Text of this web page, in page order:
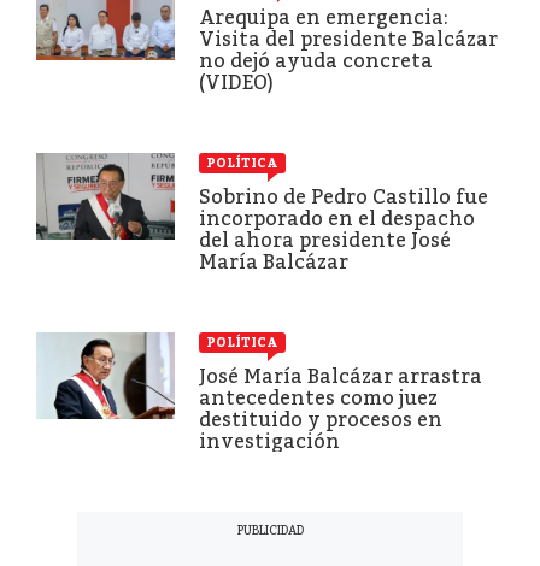
Arequipa en emergencia:
Visita del presidente Balcázar
no dejó ayuda concreta
(VIDEO)
POLÍTICA
Sobrino de Pedro Castillo fue
incorporado en el despacho
del ahora presidente José
María Balcázar
POLÍTICA
José María Balcázar arrastra
antecedentes como juez
destituido y procesos en
investigación